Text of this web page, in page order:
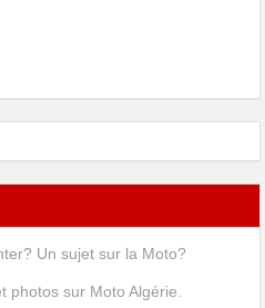
Un sujet sur la Moto?
photos sur Moto Algérie.